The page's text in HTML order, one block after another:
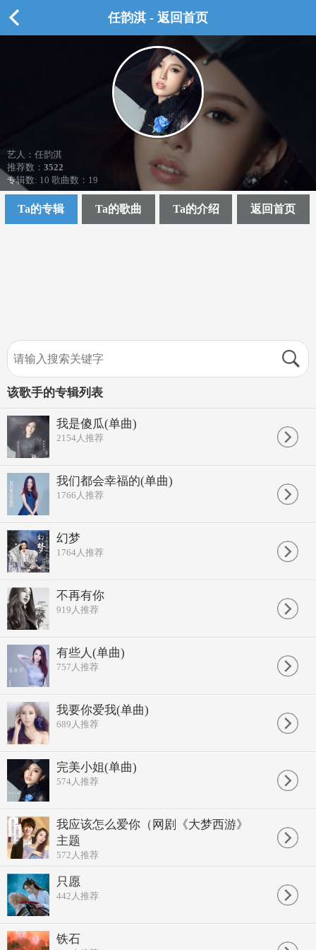
任韵淇 - 返回首页
艺人：任韵淇
推荐数： 3522
专辑数: 10 歌曲数：19
Ta的专辑 Ta的歌曲 Ta的介绍 返回首页
该歌手的专辑列表
我是傻瓜(单曲)
2154人推荐
我们都会幸福的(单曲)
1766 人推荐
幻梦
1764人推荐
不再有你
919 人推荐
有些人(单曲)
757 人推荐
我要你爱我(单曲)
689 人推荐
完美小姐(单曲)
574人推荐
我应该怎么爱你（网剧《大梦西游》
主题
572 人推荐
只愿
442 人推荐
铁石